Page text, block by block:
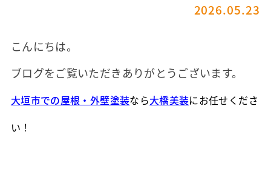
2026.05.23
こんにちは。
ブログをご覧いただきありがとうございます。
大垣市での屋根・外壁塗装なら大橋美装にお任せくださ
い！